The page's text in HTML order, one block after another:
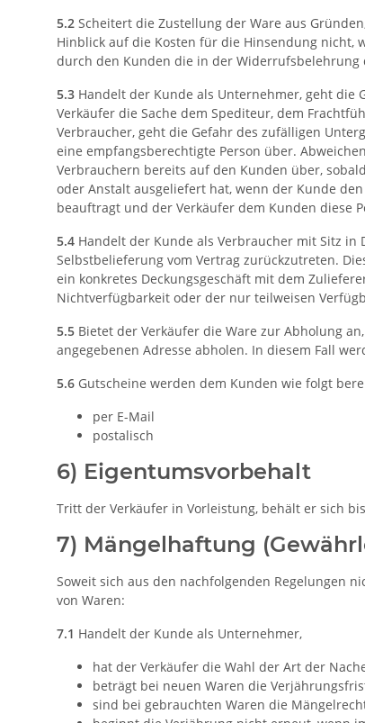
5.2 Scheitert die Zustellung der Ware aus
Hinblick auf die Kosten für die Hinsendung nicht,
durch den Kunden die in der Widerrufsbelehrung
5.3 Handelt der Kunde als Unternehmer, geht die
Verkäufer die Sache dem Spediteur, dem
Verbraucher, geht die Gefahr des zufälligen
eine empfangsberechtigte Person über.
Verbrauchern bereits auf den Kunden über,
oder Anstalt ausgeliefert hat, wenn der Kunde
beauftragt und der Verkäufer dem Kunden diese
5.4 Handelt der Kunde als Verbraucher mit Sitz
Selbstbelieferung vom Vertrag zurückzutreten.
ein konkretes Deckungsgeschäft mit dem
Nichtverfügbarkeit oder der nur teilweisen
5.5 Bietet der Verkäufer die Ware zur Abholung
angegebenen Adresse abholen. In diesem Fall
5.6 Gutscheine werden dem Kunden wie folgt
per E-Mail
postalisch
6) Eigentumsvorbehalt
Tritt der Verkäufer in Vorleistung, behält er sich
7) Mängelhaftung
Soweit sich aus den nachfolgenden Regelungen
von Waren:
7.1 Handelt der Kunde als Unternehmer,
hat der Verkäufer die Wahl der Art der
beträgt bei neuen Waren die
sind bei gebrauchten Waren die